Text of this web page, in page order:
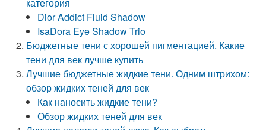
Dior Addict Fluid Shadow
IsaDora Eye Shadow Trio
Бюджетные тени с хорошей пигментацией. Какие
тени для век лучше купить
Лучшие бюджетные жидкие тени. Одним штрихом:
обзор жидких теней для век
Как наносить жидкие тени?
Обзор жидких теней для век